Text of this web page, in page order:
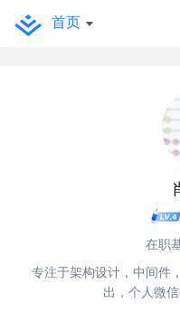
首页
在职
专注于架构设计，中间件
出，个人微